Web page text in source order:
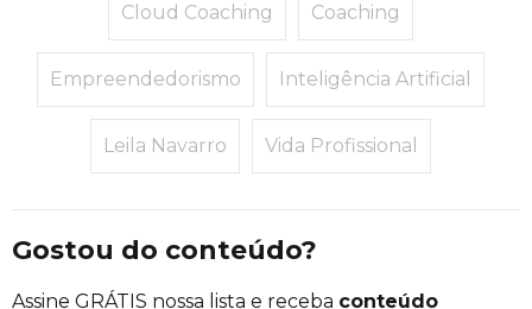
Cloud Coaching Coaching
Empreendedorismo Inteligência Artificial
Leila Navarro Vida Profissional
Gostou do conteúdo?
Assine GRÁTIS nossa lista e receba conteúdo